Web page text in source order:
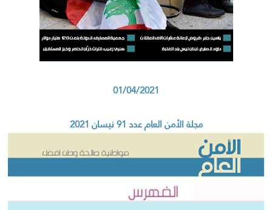
01/04/2021
مجلة الأمن العام عدد 91 نيسان 2021